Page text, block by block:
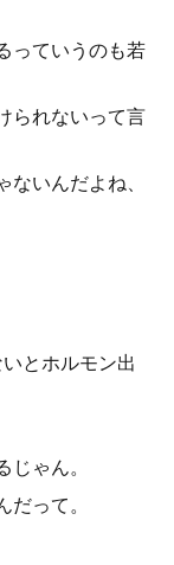
っていうのも若
られないって言
いんだよね、
とホルモン出
ゃん。
って。